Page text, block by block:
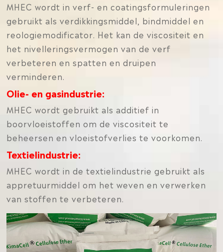
MHEC wordt in verf- en coatingsformuleringen
gebruikt als verdikkingsmiddel, bindmiddel en
reologiemodificator. Het kan de viscositeit en
het nivelleringsvermogen van de verf
verbeteren en spatten en druipen
verminderen.
Olie- en gasindustrie:
MHEC wordt gebruikt als additief in
boorvloeistoffen om de viscositeit te
beheersen en vloeistofverlies te voorkomen.
Textielindustrie:
MHEC wordt in de textielindustrie gebruikt als
appretuurmiddel om het weven en verwerken
van stoffen te verbeteren.